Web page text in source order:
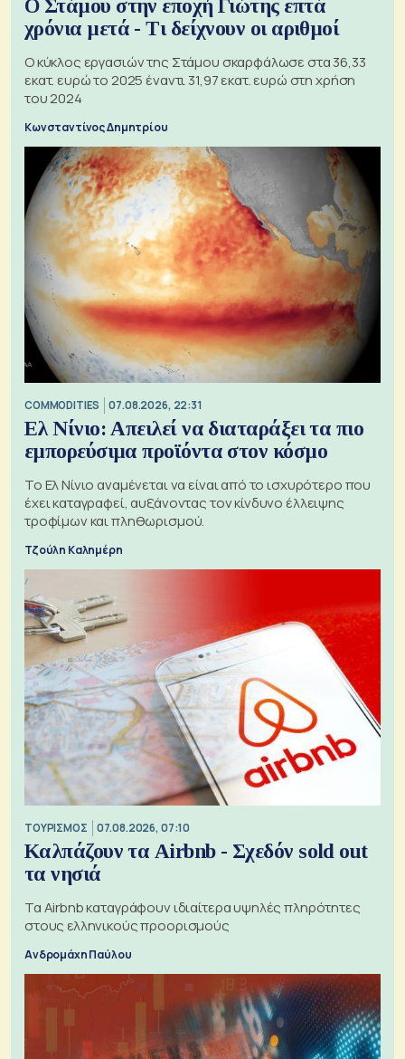
Ο Στάμου στην εποχή Γιώτης επτά
χρόνια μετά - Τι δείχνουν οι αριθμοί
Ο κύκλος εργασιών της Στάμου σκαρφάλωσε στα 36,33
εκατ. ευρώ το 2025 έναντι 31,97 εκατ. ευρώ στη χρήση
του 2024
Κωνσταντίνος Δημητρίου
COMMODITIES 07.08.2026, 22:31
Ελ Νίνιο: Απειλεί να διαταράξει τα πιο
εμπορεύσιμα προϊόντα στον κόσμο
Το Ελ Νίνιο αναμένεται να είναι από το ισχυρότερο που
έχει καταγραφεί, αυξάνοντας τον κίνδυνο έλλειψης
τροφίμων και πληθωρισμού.
Τζούλη Καλημέρη
ΤΟΥΡΙΣΜΟΣ 07.08.2026, 07:10
Καλπάζουν τα Airbnb - Σχεδόν sold out
τα νησιά
Τα Airbnb καταγράφουν ιδιαίτερα υψηλές πληρότητες
στους ελληνικούς προορισμούς
Ανδρομάχη Παύλου